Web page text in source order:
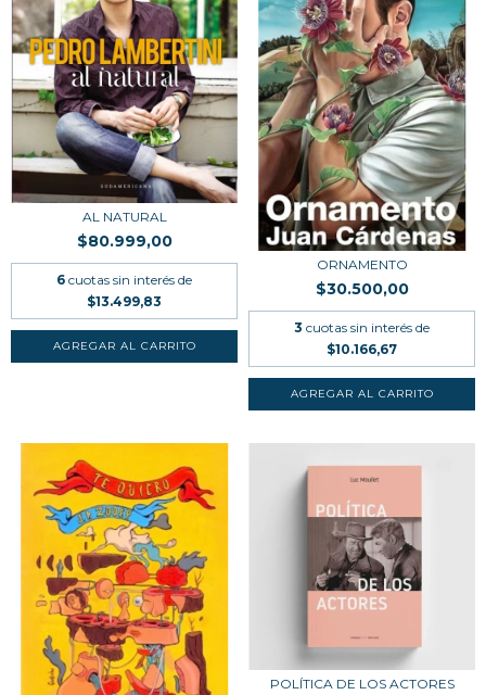
AL NATURAL
$80.999,00
6 cuotas sin interés de
$13.499,83
ORNAMENTO
$30.500,00
3 cuotas sin interés de
$10.166,67
POLÍTICA DE LOS ACTORES